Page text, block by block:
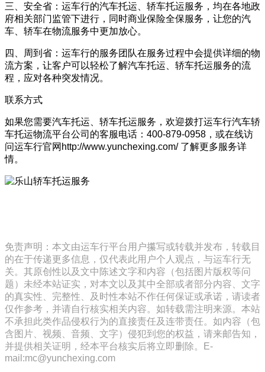
三、安全省：运车行的汽车托运、轿车托运服务，均在各地政
府相关部门监管下进行，同时商业保险全保服务，让您的汽
车、轿车在物流服务中更加放心。
四、周到省：运车行的服务团队在服务过程中会提供详细的物
流方案，让客户可以轻松了解汽车托运、轿车托运服务的流
程，应对各种突发情况。
联系方式
如果您需要汽车托运、轿车托运服务，欢迎拨打运车行汽车轿
车托运物流平台公司的客服电话：400-879-0958，或在线访
问运车行官网http://www.yunchexing.com/ 了解更多服务详
情。
免责声明：本文由运车行平台用户攥写或转载并发布，转载目
的在于传递更多信息，仅代表此用户个人观点，与运车行无
关。其原创性以及文中陈述文字和内容（包括图片版权等问
题）未经本站证实，对本文以及其中全部或者部分内容、文字
的真实性、完整性、及时性本站不作任何保证或承诺，请读者
仅作参考，并请自行核实相关内容。如转载需注明来源。本站
不承担此类作品侵权行为的直接责任及连带责任。如内容（包
含图片、视频、音频、文字）侵犯到您的权益，请来邮告知，
并提供相关证明，经本平台核实后将立即删除。E-
mail:mc@yunchexing.com